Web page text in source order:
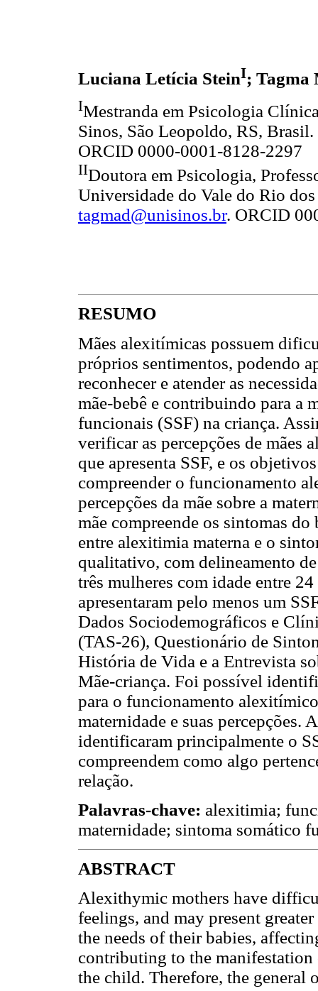
Luciana Letícia SteinI; Tagma
IMestranda em Psicologia
Sinos, São Leopoldo, RS,
ORCID 0000-0001-8128-2297
IIDoutora em Psicologia,
Universidade do Vale do Rio
tagmad@unisinos.br. ORCID
RESUMO
Mães alexitímicas possuem
próprios sentimentos, podendo
reconhecer e atender as
mãe-bebê e contribuindo para a
funcionais (SSF) na criança.
verificar as percepções de mães
que apresenta SSF, e os
compreender o funcionamento
percepções da mãe sobre a
mãe compreende os sintomas
entre alexitimia materna e o
qualitativo, com delineamento
três mulheres com idade entre
apresentaram pelo menos um
Dados Sociodemográficos e
(TAS-26), Questionário de
História de Vida e a Entrevista
Mãe-criança. Foi possível
para o funcionamento
maternidade e suas percepções.
identificaram principalmente o
compreendem como algo
relação.
Palavras-chave: alexitimia;
maternidade; sintoma somático
ABSTRACT
Alexithymic mothers have
feelings, and may present
the needs of their babies,
contributing to the
the child. Therefore, the general